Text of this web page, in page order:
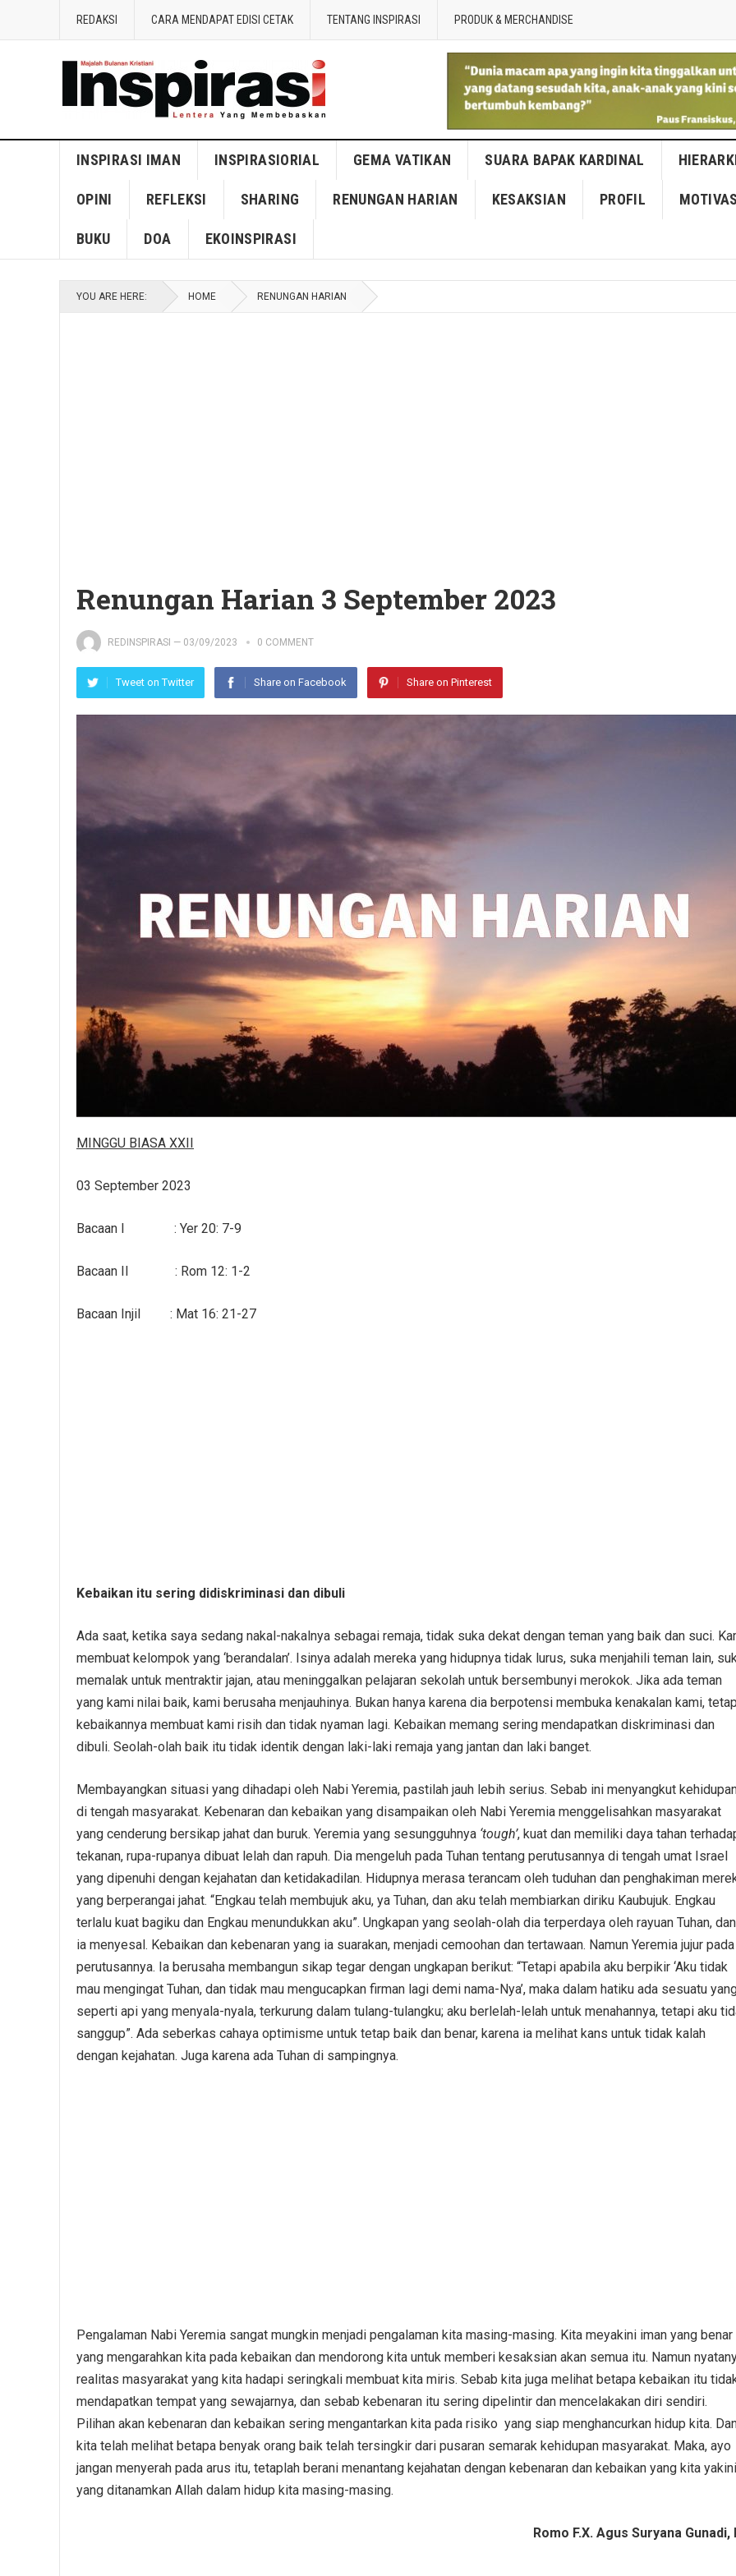
REDAKSI CARA MENDAPAT EDISI CETAK TENTANG INSPIRASI PRODUK & MERCHANDISE
INSPIRASI IMAN INSPIRASIORIAL GEMA VATIKAN SUARA BAPAK KARDINAL
OPINI REFLEKSI SHARING RENUNGAN HARIAN KESAKSIAN PROFIL
BUKU DOA EKOINSPIRASI
YOU ARE HERE: HOME RENUNGAN HARIAN
Renungan Harian 3 September 2023
REDINSPIRASI — 03/09/2023 0 COMMENT
Tweet on Twitter Share on Facebook Share on Pinterest
MINGGU BIASA XXII
03 September 2023
Bacaan I : Yer 20: 7-9
Bacaan II : Rom 12: 1-2
Bacaan Injil : Mat 16: 21-27
Kebaikan itu sering didiskriminasi dan dibuli
Ada saat, ketika saya sedang nakal-nakalnya sebagai remaja, tidak suka dekat dengan teman yang baik dan suci.
membuat kelompok yang ‘berandalan’. Isinya adalah mereka yang hidupnya tidak lurus, suka menjahili teman lain,
memalak untuk mentraktir jajan, atau meninggalkan pelajaran sekolah untuk bersembunyi merokok. Jika ada teman
yang kami nilai baik, kami berusaha menjauhinya. Bukan hanya karena dia berpotensi membuka kenakalan kami,
kebaikannya membuat kami risih dan tidak nyaman lagi. Kebaikan memang sering mendapatkan diskriminasi dan
dibuli. Seolah-olah baik itu tidak identik dengan laki-laki remaja yang jantan dan laki banget.
Membayangkan situasi yang dihadapi oleh Nabi Yeremia, pastilah jauh lebih serius. Sebab ini menyangkut
di tengah masyarakat. Kebenaran dan kebaikan yang disampaikan oleh Nabi Yeremia menggelisahkan masyarakat
yang cenderung bersikap jahat dan buruk. Yeremia yang sesungguhnya ‘tough’, kuat dan memiliki daya tahan
tekanan, rupa-rupanya dibuat lelah dan rapuh. Dia mengeluh pada Tuhan tentang perutusannya di tengah umat Israel
yang dipenuhi dengan kejahatan dan ketidakadilan. Hidupnya merasa terancam oleh tuduhan dan penghakiman
yang berperangai jahat. “Engkau telah membujuk aku, ya Tuhan, dan aku telah membiarkan diriku Kaubujuk. Engkau
terlalu kuat bagiku dan Engkau menundukkan aku”. Ungkapan yang seolah-olah dia terperdaya oleh rayuan Tuhan, dan
ia menyesal. Kebaikan dan kebenaran yang ia suarakan, menjadi cemoohan dan tertawaan. Namun Yeremia jujur pada
perutusannya. Ia berusaha membangun sikap tegar dengan ungkapan berikut: “Tetapi apabila aku berpikir ‘Aku tidak
mau mengingat Tuhan, dan tidak mau mengucapkan firman lagi demi nama-Nya’, maka dalam hatiku ada sesuatu
seperti api yang menyala-nyala, terkurung dalam tulang-tulangku; aku berlelah-lelah untuk menahannya, tetapi aku
sanggup”. Ada seberkas cahaya optimisme untuk tetap baik dan benar, karena ia melihat kans untuk tidak kalah
dengan kejahatan. Juga karena ada Tuhan di sampingnya.
Pengalaman Nabi Yeremia sangat mungkin menjadi pengalaman kita masing-masing. Kita meyakini iman yang benar
yang mengarahkan kita pada kebaikan dan mendorong kita untuk memberi kesaksian akan semua itu. Namun
realitas masyarakat yang kita hadapi seringkali membuat kita miris. Sebab kita juga melihat betapa kebaikan itu
mendapatkan tempat yang sewajarnya, dan sebab kebenaran itu sering dipelintir dan mencelakakan diri sendiri.
Pilihan akan kebenaran dan kebaikan sering mengantarkan kita pada risiko yang siap menghancurkan hidup kita.
kita telah melihat betapa benyak orang baik telah tersingkir dari pusaran semarak kehidupan masyarakat. Maka, ayo
jangan menyerah pada arus itu, tetaplah berani menantang kejahatan dengan kebenaran dan kebaikan yang kita
yang ditanamkan Allah dalam hidup kita masing-masing.
Romo F.X. Agus Suryana Gunadi,